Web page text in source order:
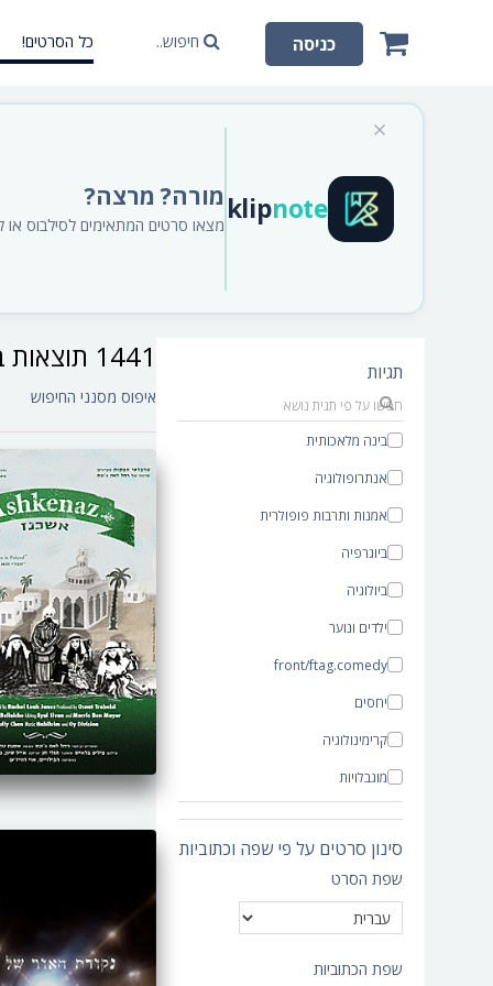
כל הסרטים! חיפוש.. כניסה
klipnote מורה? מרצה?
מצאו סרטים המתאימים לסילבוס או
תגיות
בינה מלאכותית
אנתרופולוגיה
אמנות ותרבות פופולרית
ביוגרפיה
ביולוגיה
ילדים ונוער
front/ftag.comedy
יחסים
קרימינולוגיה
מוגבלויות
תיעודי
כלכלה
חינוך
מיעוטים
משפחה
סינון סרטים על פי שפה וכתוביות
שפת הסרט
שפת הכתוביות
1441 תוצאות ב סרטים‎
איפוס מסנני החיפוש